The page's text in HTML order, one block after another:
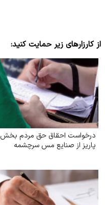
از کارزارهای زیر حمایت کنید:
درخواست احقاق حق مردم بخش
پاریز از صنایع مس سرچشمه